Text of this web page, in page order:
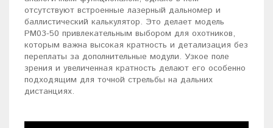
отсутствуют встроенные лазерный дальномер и
баллистический калькулятор. Это делает модель
PM03-50 привлекательным выбором для охотников,
которым важна высокая кратность и детализация без
переплаты за дополнительные модули. Узкое поле
зрения и увеличенная кратность делают его особенно
подходящим для точной стрельбы на дальних
дистанциях.